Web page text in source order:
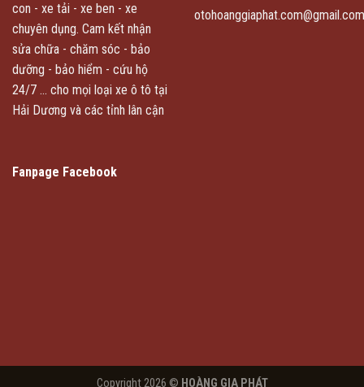
con - xe tải - xe ben - xe
chuyên dụng. Cam kết nhận
sửa chữa - chăm sóc - bảo
dưỡng - bảo hiểm - cứu hộ
24/7 ... cho mọi loại xe ô tô tại
Hải Dương và các tỉnh lân cận
otohoanggiaphat.com@gmail.com
Fanpage Facebook
Copyright 2026 © HOÀNG GIA PHÁT